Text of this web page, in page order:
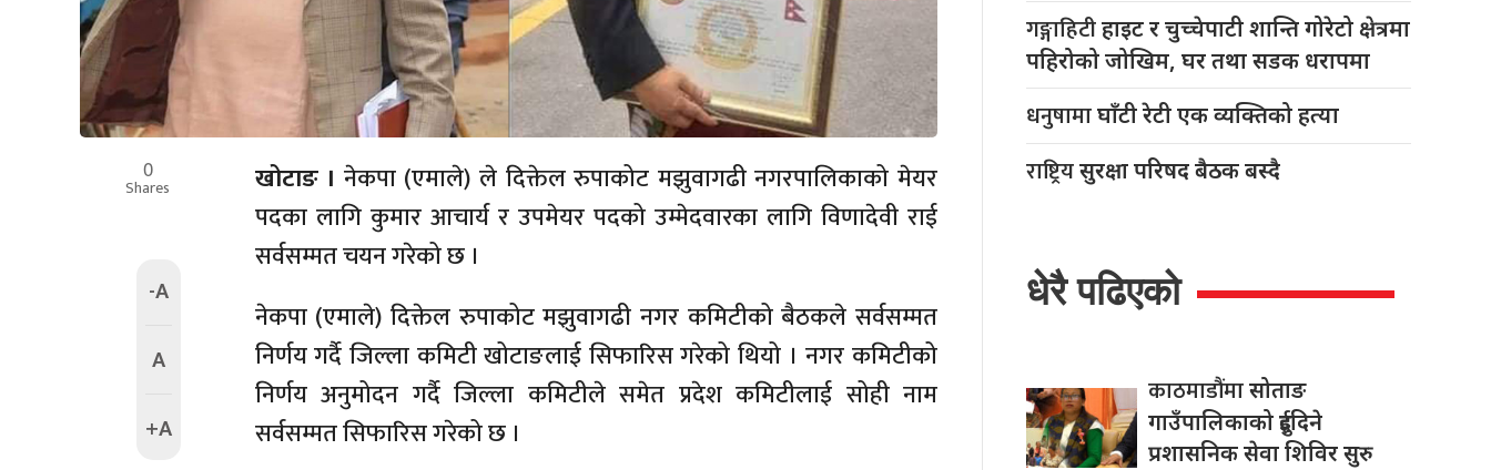
0
Shares
-A
A
+A
खोटाङ । नेकपा (एमाले) ले दिक्तेल रुपाकोट मझुवागढी नगरपालिकाको मेयर
पदका लागि कुमार आचार्य र उपमेयर पदको उम्मेदवारका लागि विणादेवी राई
सर्वसम्मत चयन गरेको छ ।
नेकपा (एमाले) दिक्तेल रुपाकोट मझुवागढी नगर कमिटीको बैठकले सर्वसम्मत
निर्णय गर्दै जिल्ला कमिटी खोटाङलाई सिफारिस गरेको थियो । नगर कमिटीको
निर्णय अनुमोदन गर्दै जिल्ला कमिटीले समेत प्रदेश कमिटीलाई सोही नाम
सर्वसम्मत सिफारिस गरेको छ ।
गङ्गाहिटीहाइट र चुच्चेपाटी शान्ति गोरेटो क्षेत्रमा
पहिरोको जोखिम, घर तथा सडक धरापमा
धनुषामाघाँटी रेटी एक व्यक्तिको हत्या
राष्ट्रियसुरक्षा परिषद बैठक बस्दै
धेरै पढिएको
काठमाडौंमासोताङ
गाउँपालिकाको दुईदिने
प्रशासनिक सेवा शिविर सुरु